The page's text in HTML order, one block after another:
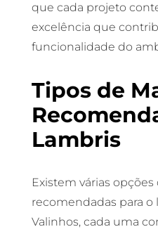
que cada projeto
excelência que
funcionalidade do
Tipos de
Lambris
Existem várias
recomendadas para
Valinhos, cada uma